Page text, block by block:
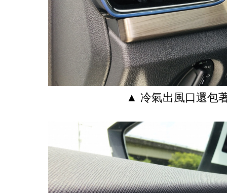
▲ 冷氣出風口還包